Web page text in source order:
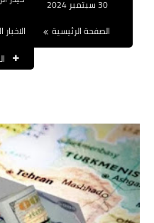
30 سبتمبر 2024
الصفحة الرئيسية